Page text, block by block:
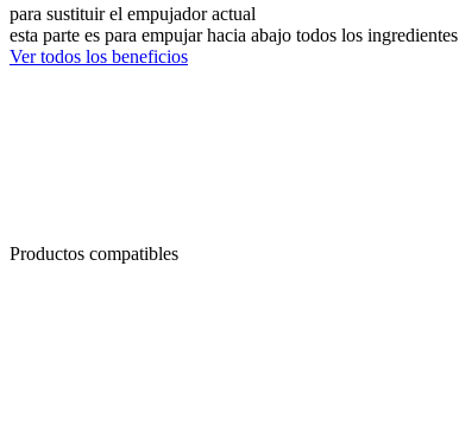
para sustituir el empujador actual
esta parte es para empujar hacia abajo todos los ingredientes
Ver todos los beneficios
Productos compatibles